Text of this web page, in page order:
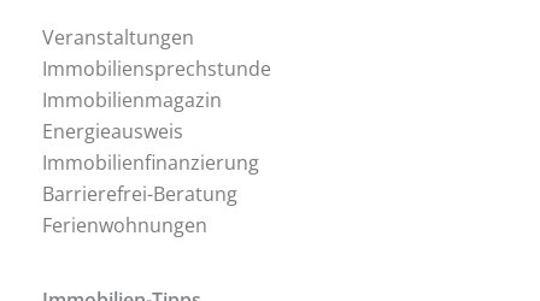
Veranstaltungen
Immobiliensprechstunde
Immobilienmagazin
Energieausweis
Immobilienfinanzierung
Barrierefrei-Beratung
Ferienwohnungen